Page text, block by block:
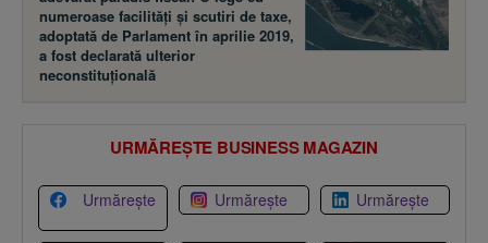
numeroase facilităţi şi scutiri de taxe,
adoptată de Parlament în aprilie 2019,
a fost declarată ulterior
neconstituţională
URMĂREȘTE BUSINESS MAGAZIN
Urmărește Urmărește Urmărește